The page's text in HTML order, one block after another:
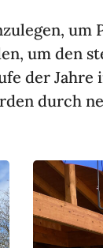
um
um den
der Jahre
durch